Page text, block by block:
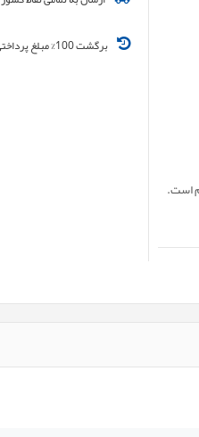
است.
برگشت 100% مبلغ پرداختی تا 7 روز